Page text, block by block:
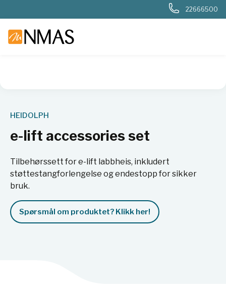
22666500
HEIDOLPH
e-lift accessories set
Tilbehørssett for e-lift labbheis, inkludert
støttestangforlengelse og endestopp for sikker
bruk.
Spørsmål om produktet? Klikk her!